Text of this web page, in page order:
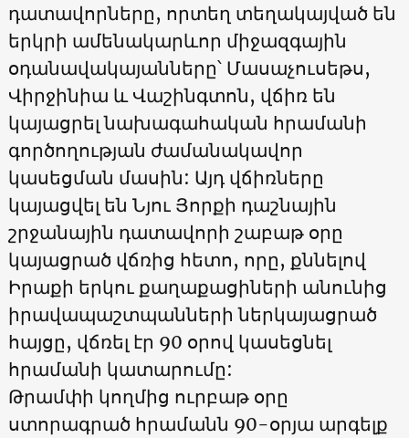
դատավորները, որտեղ տեղակայված են
երկրի ամենակարևոր միջազգային
օդանավակայանները՝ Մասաչուսեթս,
Վիրջինիա և Վաշինգտոն, վճիռ են
կայացրել նախագահական հրամանի
գործողության ժամանակավոր
կասեցման մասին: Այդ վճիռները
կայացվել են Նյու Յորքի դաշնային
շրջանային դատավորի շաբաթ օրը
կայացրած վճռից հետո, որը, քննելով
Իրաքի երկու քաղաքացիների անունից
իրավապաշտպանների ներկայացրած
հայցը, վճռել էր 90 օրով կասեցնել
հրամանի կատարումը:
Թրամփի կողմից ուրբաթ օրը
ստորագրած հրամանն 90-օրյա արգելք